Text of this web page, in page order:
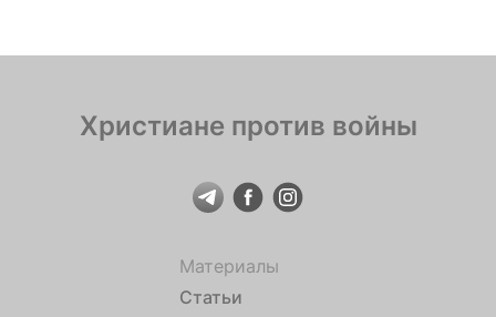
Христиане против войны
Материалы
Статьи